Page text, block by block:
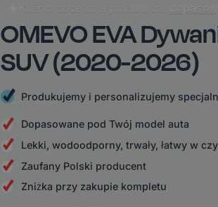
Klienci doceniają produkt za:
OMEVO EVA
SUV (2020-2026)
Produkujemy i personalizujemy
Dopasowane pod Twój model auta
Lekki, wodoodporny, trwały, łatwy w
Zaufany Polski producent
Zniżka przy zakupie kompletu